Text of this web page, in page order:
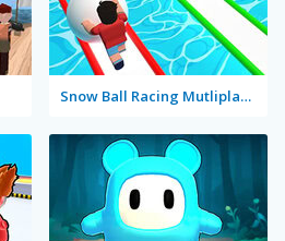
Snow Ball Racing Mutliplayer